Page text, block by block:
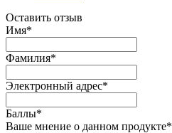
Оставить отзыв
Имя*
Фамилия*
Электронный адрес*
Баллы*
Ваше мнение о данном продукте*